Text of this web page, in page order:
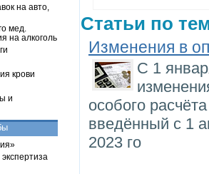
Статьи по
Изменения в
С 1
особого
введённый с 1
2023 го
на авто,
мед.
на алкоголь
крови
и